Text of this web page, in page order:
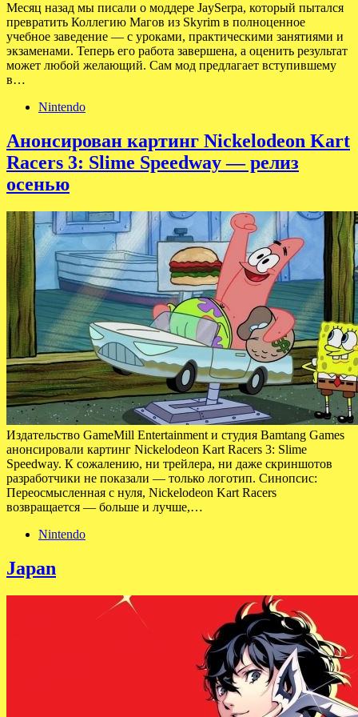
Месяц назад мы писали о моддере JaySerpa, который пытался
превратить Коллегию Магов из Skyrim в полноценное
учебное заведение — с уроками, практическими занятиями и
экзаменами. Теперь его работа завершена, а оценить результат
может любой желающий. Сам мод предлагает вступившему
в…
Nintendo
Анонсирован картинг Nickelodeon Kart
Racers 3: Slime Speedway — релиз
осенью
Издательство GameMill Entertainment и студия Bamtang Games
анонсировали картинг Nickelodeon Kart Racers 3: Slime
Speedway. К сожалению, ни трейлера, ни даже скриншотов
разработчики не показали — только логотип. Синопсис:
Переосмысленная с нуля, Nickelodeon Kart Racers
возвращается — больше и лучше,…
Nintendo
Japan